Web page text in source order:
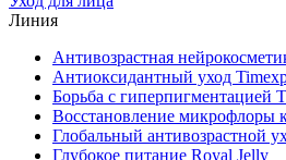
Линия
Антивозрастная
Антиоксидантный уход
Борьба с гиперпигментацией
Восстановление микрофлоры
Глобальный антивозрастной
Глубокое питание Royal Jelly